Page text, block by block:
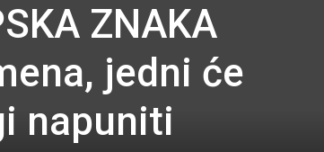
ZNAKA
jedni će
napuniti